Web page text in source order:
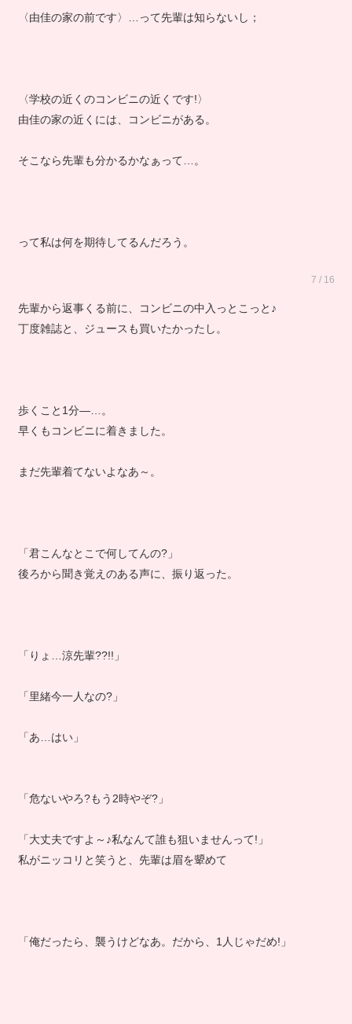
〈由佳の家の前です〉…って先輩は知らないし；
〈学校の近くのコンビニの近くです!〉
由佳の家の近くには、コンビニがある。
そこなら先輩も分かるかなぁって…。
って私は何を期待してるんだろう。
7 / 16
先輩から返事くる前に、コンビニの中入っとこっと♪
丁度雑誌と、ジュースも買いたかったし。
歩くこと1分―…。
早くもコンビニに着きました。
まだ先輩着てないよなあ～。
「君こんなとこで何してんの?」
後ろから聞き覚えのある声に、振り返った。
「りょ…涼先輩??!!」
「里緒今一人なの?」
「あ…はい」
「危ないやろ?もう2時やぞ?」
「大丈夫ですよ～♪私なんて誰も狙いませんって!」
私がニッコリと笑うと、先輩は眉を顰めて
「俺だったら、襲うけどなあ。だから、1人じゃだめ!」